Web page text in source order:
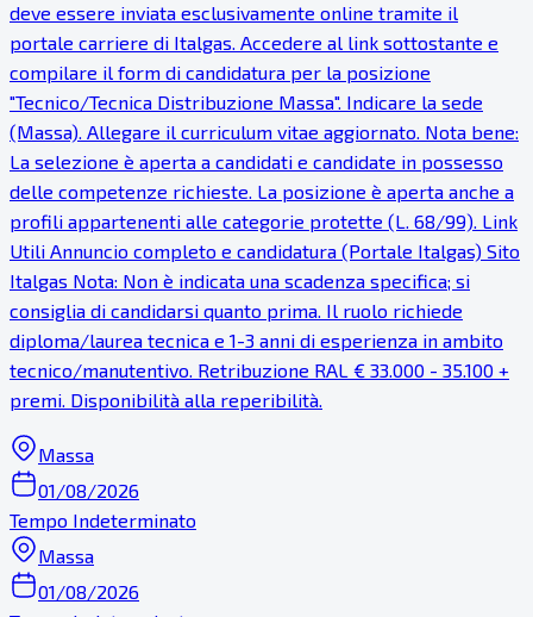
deve essere inviata esclusivamente online tramite il
portale carriere di Italgas. Accedere al link sottostante e
compilare il form di candidatura per la posizione
"Tecnico/Tecnica Distribuzione Massa". Indicare la sede
(Massa). Allegare il curriculum vitae aggiornato. Nota bene:
La selezione è aperta a candidati e candidate in possesso
delle competenze richieste. La posizione è aperta anche a
profili appartenenti alle categorie protette (L. 68/99). Link
Utili Annuncio completo e candidatura (Portale Italgas) Sito
Italgas Nota: Non è indicata una scadenza specifica; si
consiglia di candidarsi quanto prima. Il ruolo richiede
diploma/laurea tecnica e 1-3 anni di esperienza in ambito
tecnico/manutentivo. Retribuzione RAL € 33.000 - 35.100 +
premi. Disponibilità alla reperibilità.
Massa
01/08/2026
Tempo Indeterminato
Massa
01/08/2026